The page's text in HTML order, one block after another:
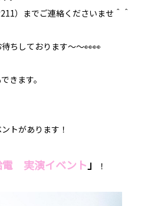
）までご連絡くださいませ＾＾
ちしております～～👀👀
きます。
トがあります！
実演イベント 」 ！